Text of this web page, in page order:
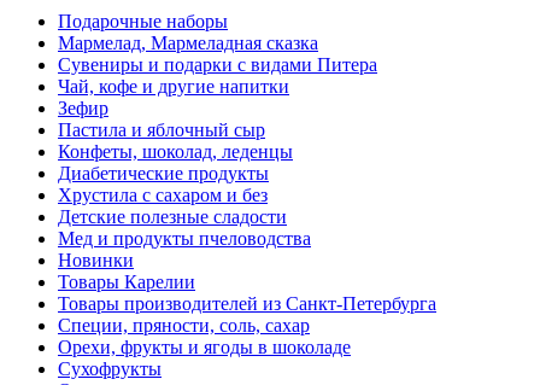
Подарочные наборы
Мармелад, Мармеладная сказка
Сувениры и подарки с видами Питера
Чай, кофе и другие напитки
Зефир
Пастила и яблочный сыр
Конфеты, шоколад, леденцы
Диабетические продукты
Хрустила с сахаром и без
Детские полезные сладости
Мед и продукты пчеловодства
Новинки
Товары Карелии
Товары производителей из Санкт-Петербурга
Специи, пряности, соль, сахар
Орехи, фрукты и ягоды в шоколаде
Сухофрукты